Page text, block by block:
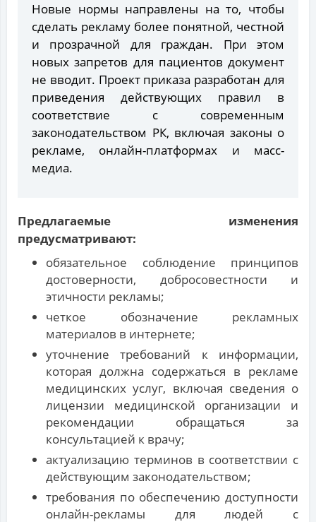
Новые нормы направлены на то, чтобы
сделать рекламу более понятной, честной
и прозрачной для граждан. При этом
новых запретов для пациентов документ
не вводит. Проект приказа разработан для
приведения действующих правил в
соответствие с современным
законодательством РК, включая законы о
рекламе, онлайн-платформах и масс-
медиа.
Предлагаемые изменения
предусматривают:
обязательное соблюдение принципов
достоверности, добросовестности и
этичности рекламы;
четкое обозначение рекламных
материалов в интернете;
уточнение требований к информации,
которая должна содержаться в рекламе
медицинских услуг, включая сведения о
лицензии медицинской организации и
рекомендации обращаться за
консультацией к врачу;
актуализацию терминов в соответствии с
действующим законодательством;
требования по обеспечению доступности
онлайн-рекламы для людей с